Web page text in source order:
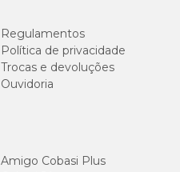
Regulamentos
Política de privacidade
Trocas e devoluções
Ouvidoria
Amigo Cobasi Plus